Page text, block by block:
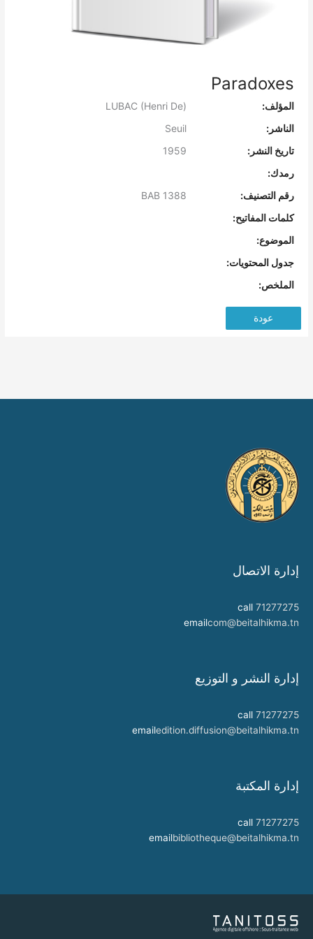
Paradoxes
المؤلف:
الناشر:
Seuil
تاريخ النشر:
رمدك:
رقم التصنيف:
كلمات المفاتيح:
الموضوع:
جدول المحتويات:
الملخص:
عودة
إدارة الاتصال
call 71277275
emailcom@beitalhikma.tn
إدارة النشر و التوزيع
call 71277275
emailedition.diffusion@beitalhikma.tn
إدارة المكتبة
call 71277275
emailbibliotheque@beitalhikma.tn